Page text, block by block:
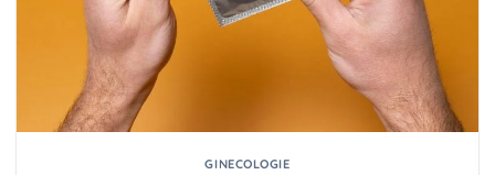
GINECOLOGIE